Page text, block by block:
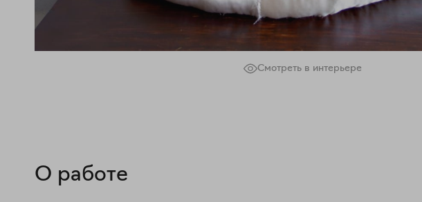
Смотреть в интерьере
О работе